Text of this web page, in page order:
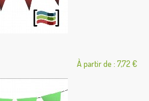
À partir de : 7,72 €